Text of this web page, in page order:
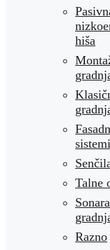
hiša
sistemi
Talne
Razno